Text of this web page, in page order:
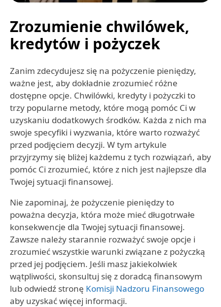
Zrozumienie chwilówek,
kredytów i pożyczek
Zanim zdecydujesz się na pożyczenie pieniędzy,
ważne jest, aby dokładnie zrozumieć różne
dostępne opcje. Chwilówki, kredyty i pożyczki to
trzy popularne metody, które mogą pomóc Ci w
uzyskaniu dodatkowych środków. Każda z nich ma
swoje specyfiki i wyzwania, które warto rozważyć
przed podjęciem decyzji. W tym artykule
przyjrzymy się bliżej każdemu z tych rozwiązań, aby
pomóc Ci zrozumieć, które z nich jest najlepsze dla
Twojej sytuacji finansowej.
Nie zapominaj, że pożyczenie pieniędzy to
poważna decyzja, która może mieć długotrwałe
konsekwencje dla Twojej sytuacji finansowej.
Zawsze należy starannie rozważyć swoje opcje i
zrozumieć wszystkie warunki związane z pożyczką
przed jej podjęciem. Jeśli masz jakiekolwiek
wątpliwości, skonsultuj się z doradcą finansowym
lub odwiedź stronę Komisji Nadzoru Finansowego
aby uzyskać więcej informacji.